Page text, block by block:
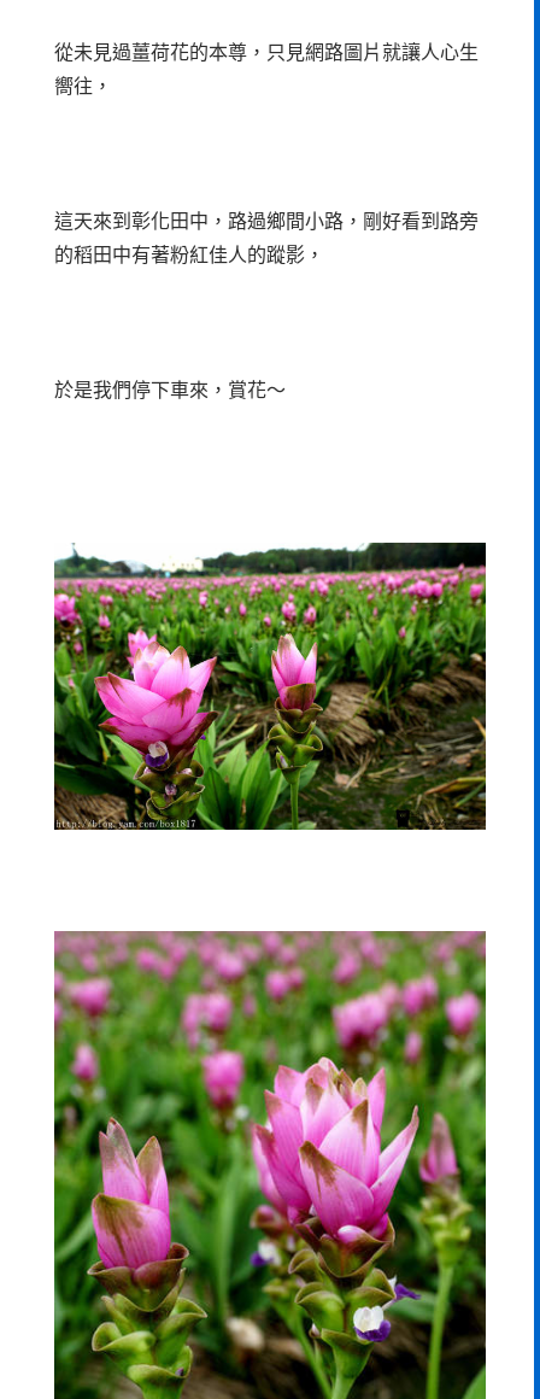
從未見過薑荷花的本尊，只見網路圖片就讓人心生
嚮往，
這天來到彰化田中，路過鄉間小路，剛好看到路旁
的稻田中有著粉紅佳人的蹤影，
於是我們停下車來，賞花～